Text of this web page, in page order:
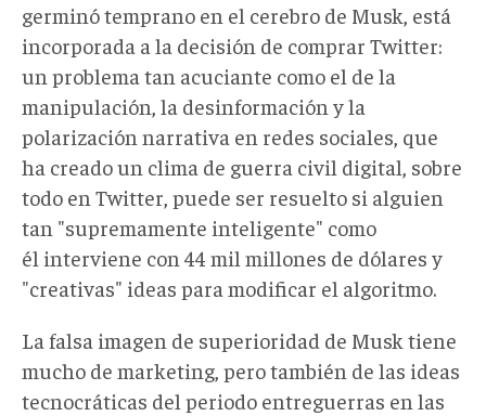
germinó temprano en el cerebro de Musk, está
incorporada a la decisión de comprar Twitter:
un problema tan acuciante como el de la
manipulación, la desinformación y la
polarización narrativa en redes sociales, que
ha creado un clima de guerra civil digital, sobre
todo en Twitter, puede ser resuelto si alguien
tan "supremamente inteligente" como
él interviene con 44 mil millones de dólares y
"creativas" ideas para modificar el algoritmo.
La falsa imagen de superioridad de Musk tiene
mucho de marketing, pero también de las ideas
tecnocráticas del periodo entreguerras en las